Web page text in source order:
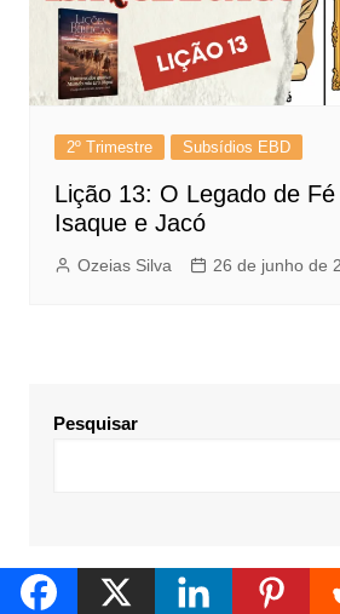
2º Trimestre Subsídios EBD
Lição 13: O Legado de
Isaque e Jacó
Ozeias Silva 26 de junho de
Pesquisar